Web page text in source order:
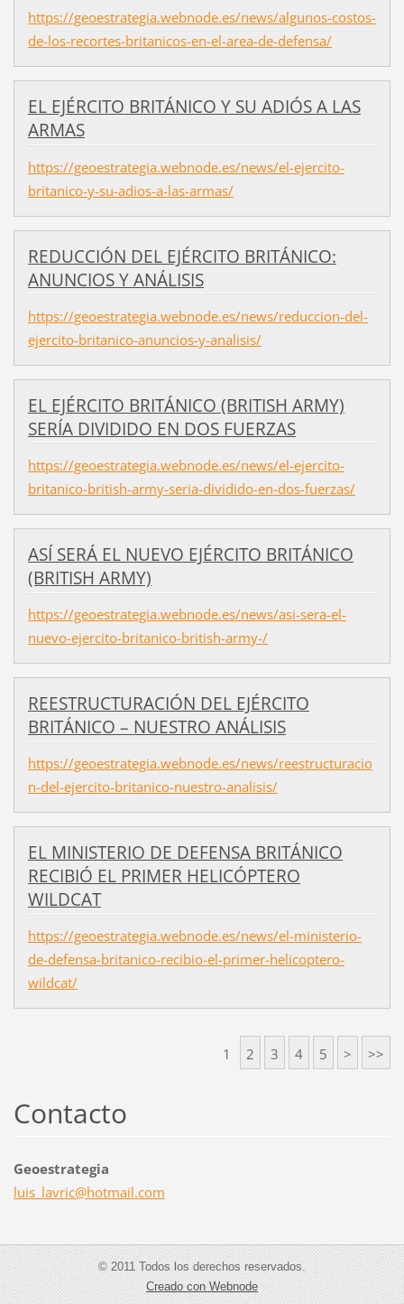
https://geoestrategia.webnode.es/news/algunos-costos-
de-los-recortes-britanicos-en-el-area-de-defensa/
EL EJÉRCITO BRITÁNICO Y SU ADIÓS A LAS
ARMAS
https://geoestrategia.webnode.es/news/el-ejercito-
britanico-y-su-adios-a-las-armas/
REDUCCIÓN DEL EJÉRCITO BRITÁNICO:
ANUNCIOS Y ANÁLISIS
https://geoestrategia.webnode.es/news/reduccion-del-
ejercito-britanico-anuncios-y-analisis/
EL EJÉRCITO BRITÁNICO (BRITISH ARMY)
SERÍA DIVIDIDO EN DOS FUERZAS
https://geoestrategia.webnode.es/news/el-ejercito-
britanico-british-army-seria-dividido-en-dos-fuerzas/
ASÍ SERÁ EL NUEVO EJÉRCITO BRITÁNICO
(BRITISH ARMY)
https://geoestrategia.webnode.es/news/asi-sera-el-
nuevo-ejercito-britanico-british-army-/
REESTRUCTURACIÓN DEL EJÉRCITO
BRITÁNICO – NUESTRO ANÁLISIS
https://geoestrategia.webnode.es/news/reestructuracio
n-del-ejercito-britanico-nuestro-analisis/
EL MINISTERIO DE DEFENSA BRITÁNICO
RECIBIÓ EL PRIMER HELICÓPTERO
WILDCAT
https://geoestrategia.webnode.es/news/el-ministerio-
de-defensa-britanico-recibio-el-primer-helicoptero-
wildcat/
1 2 3 4 5 > >>
Contacto
Geoestrategia
luis_lavric@hotmail.com
© 2011 Todos los derechos reservados.
Creado con Webnode